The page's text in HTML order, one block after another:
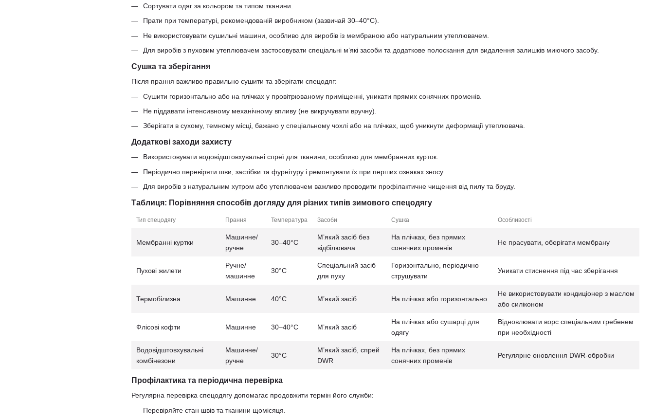
Сортувати одяг за кольором та типом тканини.
Прати при температурі, рекомендованій виробником (зазвичай 30–40°C).
Не використовувати сушильні машини, особливо для виробів із мембраною або натуральним утеплювачем.
Для виробів з пуховим утеплювачем застосовувати спеціальні м’які засоби та додаткове полоскання для видалення залишків миючого засобу.
Сушка та зберігання
Після прання важливо правильно сушити та зберігати спецодяг:
Сушити горизонтально або на плічках у провітрюваному приміщенні, уникати прямих сонячних променів.
Не піддавати інтенсивному механічному впливу (не викручувати вручну).
Зберігати в сухому, темному місці, бажано у спеціальному чохлі або на плічках, щоб уникнути деформації утеплювача.
Додаткові заходи захисту
Використовувати водовідштовхувальні спреї для тканини, особливо для мембранних курток.
Періодично перевіряти шви, застібки та фурнітуру і ремонтувати їх при перших ознаках зносу.
Для виробів з натуральним хутром або утеплювачем важливо проводити профілактичне чищення від пилу та бруду.
Таблиця: Порівняння способів догляду для різних типів зимового спецодягу
Тип спецодягу Прання Температура Засоби Сушка Особливості
Мембранні куртки
Машинне/
ручне
30–40°C
М’який засіб без
відбілювача
На плічках, без прямих
сонячних променів
Не прасувати, оберігати мембрану
Пухові жилети
Ручне/
машинне
30°C
Спеціальний засіб
для пуху
Горизонтально, періодично
струшувати
Уникати стиснення під час зберігання
Термобілизна Машинне 40°C М’який засіб На плічках або горизонтально
Не використовувати кондиціонер з маслом
або силіконом
Флісові кофти Машинне 30–40°C М’який засіб
На плічках або сушарці для
одягу
Відновлювати ворс спеціальним гребенем
при необхідності
Водовідштовхувальні
комбінезони
Машинне/
ручне
30°C
М’який засіб, спрей
DWR
На плічках, без прямих
сонячних променів
Регулярне оновлення DWR-обробки
Профілактика та періодична перевірка
Регулярна перевірка спецодягу допомагає продовжити термін його служби:
Перевіряйте стан швів та тканини щомісяця.